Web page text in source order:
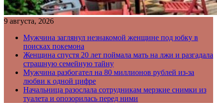
9 августа, 2026
Мужчина заглянул незнакомой женщине под юбку в
поисках покемона
Женщина спустя 20 лет поймала мать на лжи и разгадала
страшную семейную тайну
Мужчина разбогател на 80 миллионов рублей из-за
любви к одной цифре
Начальница разослала сотрудникам мерзкие снимки из
туалета и опозорилась перед ними